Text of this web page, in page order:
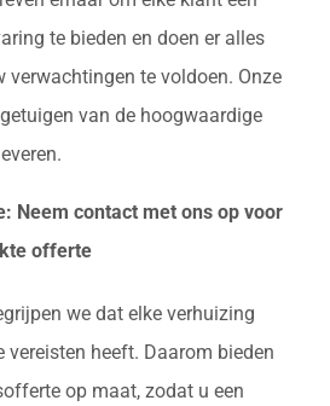
te bieden en doen er alles
verwachtingen te voldoen. Onze
van de hoogwaardige
Neem contact met ons op voor
offerte
we dat elke verhuizing
vereisten heeft. Daarom bieden
op maat, zodat u een